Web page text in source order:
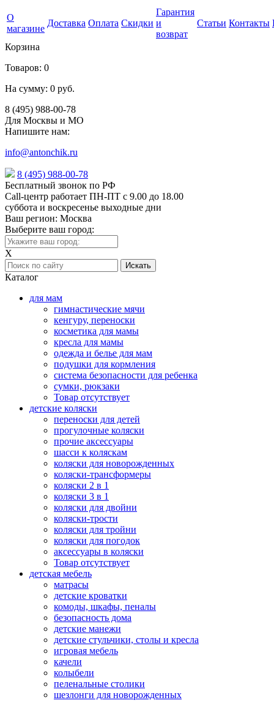
О
магазине
Доставка Оплата Скидки
Гарантия
и
возврат
Статьи Контакты
Корзина
Товаров: 0
На сумму: 0 руб.
8 (495) 988-00-78
Для Москвы и МО
Напишите нам:
info@antonchik.ru
8 (495) 988-00-78
Бесплатный звонок по РФ
Call-центр работает ПН-ПТ с 9.00 до 18.00
суббота и воскресенье выходные дни
Ваш регион: Москва
Выберите ваш город:
X
Каталог
для мам
гимнастические мячи
кенгуру, переноски
косметика для мамы
кресла для мамы
одежда и белье для мам
подушки для кормления
система безопасности для ребенка
сумки, рюкзаки
Товар отсутствует
детские коляски
переноски для детей
прогулочные коляски
прочие аксессуары
шасси к коляскам
коляски для новорожденных
коляски-трансформеры
коляски 2 в 1
коляски 3 в 1
коляски для двойни
коляски-трости
коляски для тройни
коляски для погодок
аксессуары в коляски
Товар отсутствует
детская мебель
матрасы
детские кроватки
комоды, шкафы, пеналы
безопасность дома
детские манежи
детские стульчики, столы и кресла
игровая мебель
качели
колыбели
пеленальные столики
шезлонги для новорожденных